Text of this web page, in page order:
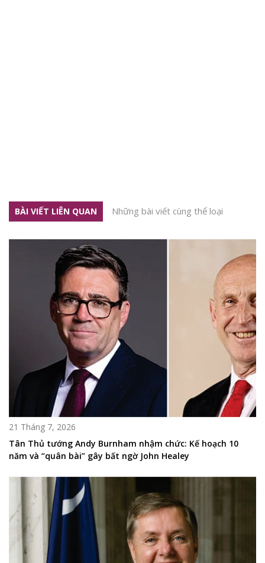
BÀI VIẾT LIÊN QUAN Những bài viết cùng thể loại
21 Tháng 7, 2026
Tân Thủ tướng Andy Burnham nhậm chức: Kế hoạch 10
năm và “quân bài” gây bất ngờ John Healey